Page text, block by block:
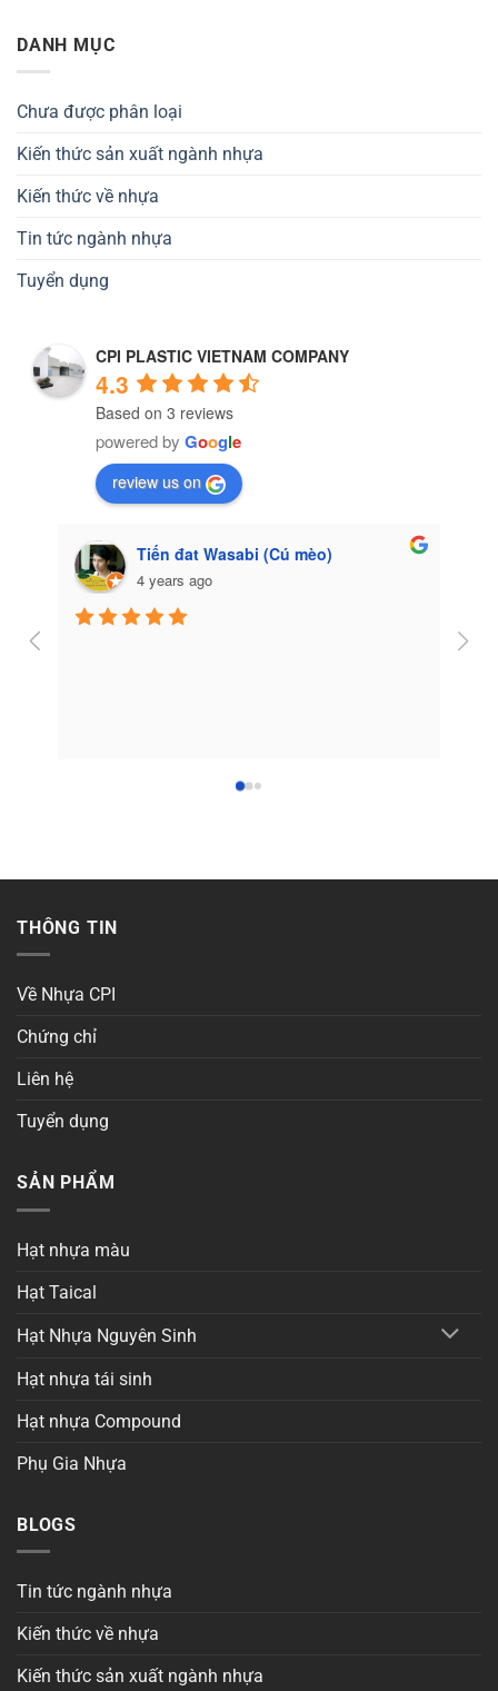
DANH MỤC
Chưa được phân loại
Kiến thức sản xuất ngành nhựa
Kiến thức về nhựa
Tin tức ngành nhựa
Tuyển dụng
CPI PLASTIC VIETNAM COMPANY
4.3
Based on 3 reviews
powered by Google
review us on
Tiến đat Wasabi (Cú mèo)
4 years ago
THÔNG TIN
Về Nhựa CPI
Chứng chỉ
Liên hệ
Tuyển dụng
SẢN PHẨM
Hạt nhựa màu
Hạt Taical
Hạt Nhựa Nguyên Sinh
Hạt nhựa tái sinh
Hạt nhựa Compound
Phụ Gia Nhựa
BLOGS
Tin tức ngành nhựa
Kiến thức về nhựa
Kiến thức sản xuất ngành nhựa